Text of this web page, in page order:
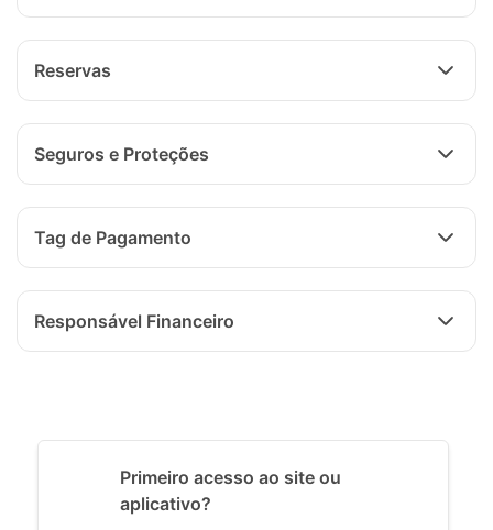
Reservas
Seguros e Proteções
Tag de Pagamento
Responsável Financeiro
Primeiro acesso ao site ou
aplicativo?